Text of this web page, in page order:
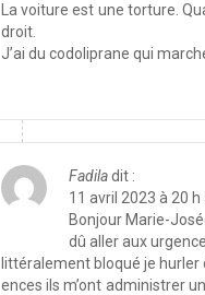
La voiture est une torture.
droit.
J’ai du codoliprane qui
Fadiladit :
11 avril 2023 à 20 h
Bonjour Marie-
dû aller aux
littéralement bloqué je
ences ils m’ont administrer